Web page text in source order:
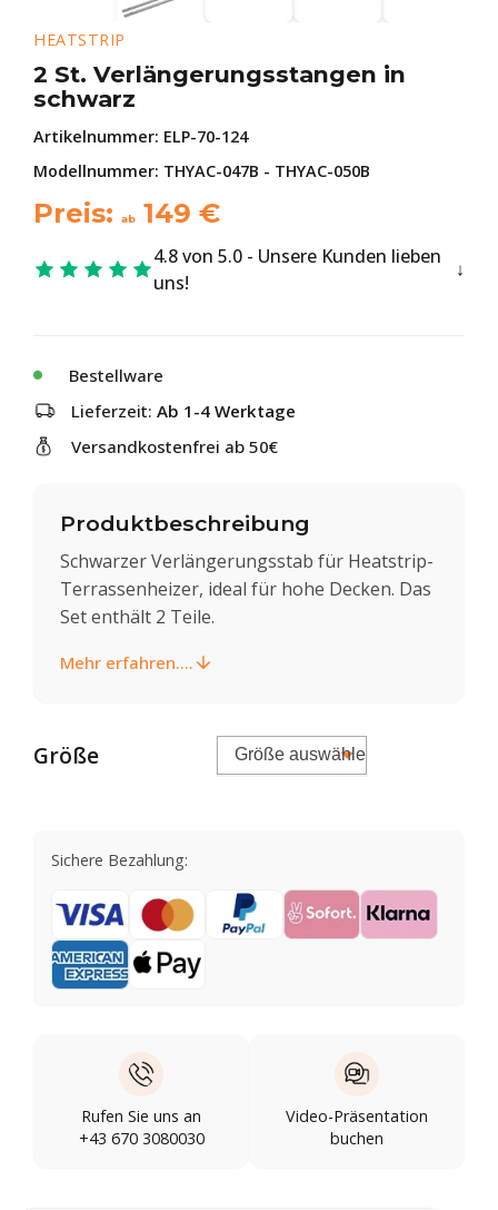
HEATSTRIP
2 St. Verlängerungsstangen in
schwarz
Artikelnummer: ELP-70-124
Modellnummer: THYAC-047B - THYAC-050B
Preis: ab 149 €
4.8 von 5.0 - Unsere Kunden lieben
uns!
Bestellware
Lieferzeit: Ab 1-4 Werktage
Versandkostenfrei ab 50€
Produktbeschreibung
Schwarzer Verlängerungsstab für Heatstrip-
Terrassenheizer, ideal für hohe Decken. Das
Set enthält 2 Teile.
Mehr erfahren....
Größe
Sichere Bezahlung:
Rufen Sie uns an
+43 670 3080030
Video-Präsentation
buchen